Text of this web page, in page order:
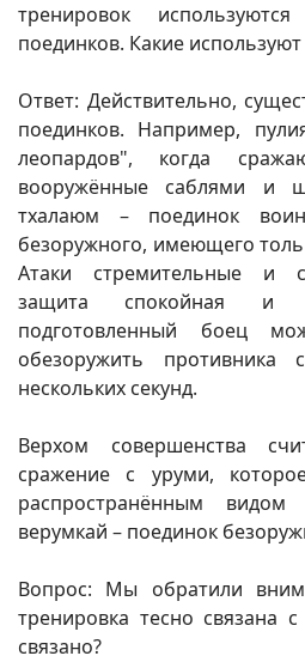
тренировок
поединков. Какие
Ответ: Действительно,
поединков. Например,
леопардов", когда
вооружённые саблями и
тхалаюм – поединок
безоружного, имеющего
Атаки стремительные и
защита спокойная и
подготовленный боец
обезоружить
нескольких секунд.
Верхом совершенства
сражение с уруми,
распространённым видом
верумкай – поединок
Вопрос: Мы обратили
тренировка тесно связана
связано?